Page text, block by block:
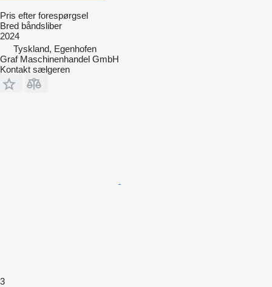
Pris efter forespørgsel
Bred båndsliber
2024
Tyskland, Egenhofen
Graf Maschinenhandel GmbH
Kontakt sælgeren
3